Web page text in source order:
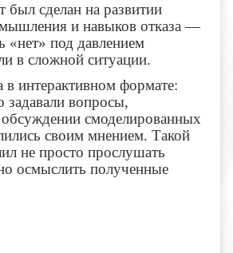
был сделан на развитии
мышления и навыков отказа —
«нет» под давлением
в сложной ситуации.
в интерактивном формате:
задавали вопросы,
обсуждении смоделированных
своим мнением. Такой
не просто прослушать
осмыслить полученные